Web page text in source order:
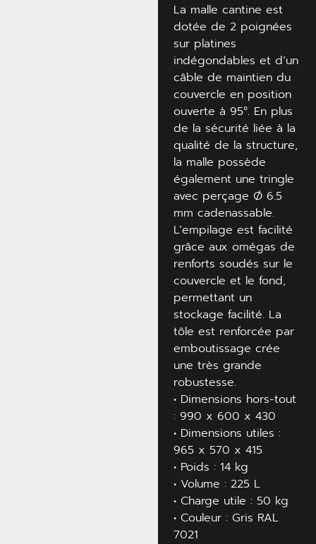
La malle cantine est
dotée de 2 poignées
sur platines
indégondables et d’un
câble de maintien du
couvercle en position
ouverte à 95°. En plus
de la sécurité liée à la
qualité de la structure,
la malle possède
également une tringle
avec perçage Ø 6.5
mm cadenassable.
L’empilage est facilité
grâce aux omégas de
renforts soudés sur le
couvercle et le fond,
permettant un
stockage facilité. La
tôle est renforcée par
emboutissage crée
une très grande
robustesse.
• Dimensions hors-tout
: 990 x 600 x 430
• Dimensions utiles :
965 x 570 x 415
• Poids : 14 kg
• Volume : 225 L
• Charge utile : 50 kg
• Couleur : Gris RAL
7021